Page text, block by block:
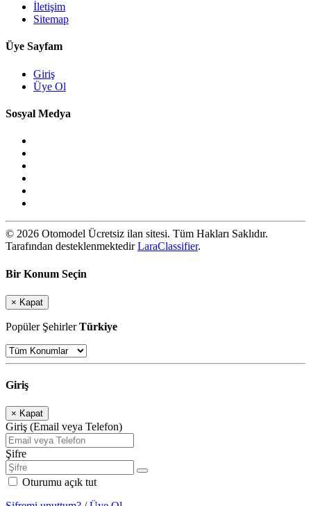
İletişim
Sitemap
Üye Sayfam
Giriş
Üye Ol
Sosyal Medya
© 2026 Otomodel Ücretsiz ilan sitesi. Tüm Hakları Saklıdır.
Tarafından desteklenmektedirLaraClassifier.
Bir Konum Seçin
× Kapat
Popüler ŞehirlerTürkiye
Giriş
× Kapat
Giriş (Email veya Telefon)
Şifre
Oturumu açık tut